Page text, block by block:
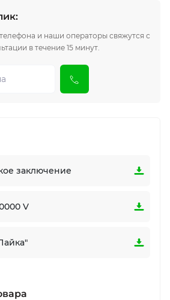
и наши операторы свяжутся с
в течение 15 минут.
заключение
V